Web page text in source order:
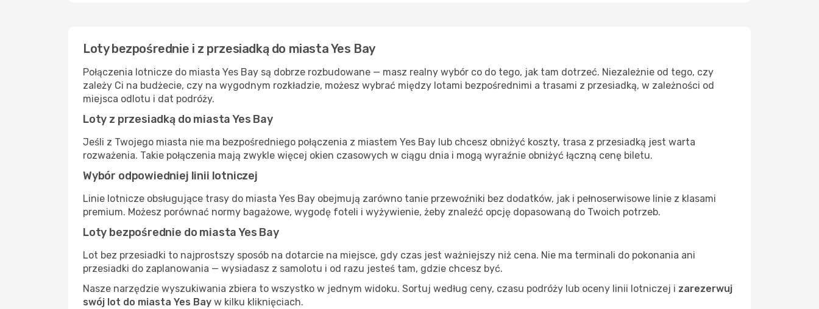
Loty bezpośrednie i z przesiadką do miasta Yes Bay
Połączenia lotnicze do miasta Yes Bay są dobrze rozbudowane — masz realny wybór co do tego, jak tam dotrzeć. Niezależnie od tego, czy
zależy Ci na budżecie, czy na wygodnym rozkładzie, możesz wybrać między lotami bezpośrednimi a trasami z przesiadką, w zależności od
miejsca odlotu i dat podróży.
Loty z przesiadką do miasta Yes Bay
Jeśli z Twojego miasta nie ma bezpośredniego połączenia z miastem Yes Bay lub chcesz obniżyć koszty, trasa z przesiadką jest warta
rozważenia. Takie połączenia mają zwykle więcej okien czasowych w ciągu dnia i mogą wyraźnie obniżyć łączną cenę biletu.
Wybór odpowiedniej linii lotniczej
Linie lotnicze obsługujące trasy do miasta Yes Bay obejmują zarówno tanie przewoźniki bez dodatków, jak i pełnoserwisowe linie z klasami
premium. Możesz porównać normy bagażowe, wygodę foteli i wyżywienie, żeby znaleźć opcję dopasowaną do Twoich potrzeb.
Loty bezpośrednie do miasta Yes Bay
Lot bez przesiadki to najprostszy sposób na dotarcie na miejsce, gdy czas jest ważniejszy niż cena. Nie ma terminali do pokonania ani
przesiadki do zaplanowania — wysiadasz z samolotu i od razu jesteś tam, gdzie chcesz być.
Nasze narzędzie wyszukiwania zbiera to wszystko w jednym widoku. Sortuj według ceny, czasu podróży lub oceny linii lotniczej i zarezerwuj
swój lot do miasta Yes Bay w kilku kliknięciach.